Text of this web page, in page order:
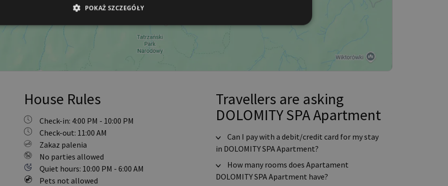
House Rules
Check-in: 4:00 PM - 10:00 PM
Check-out: 11:00 AM
Zakaz palenia
No parties allowed
Quiet hours: 10:00 PM - 6:00 AM
Pets not allowed
Travellers are asking
DOLOMITY SPA Apartment
Can I pay with a debit/credit card for my stay
in DOLOMITY SPA Apartment?
How many rooms does Apartament
DOLOMITY SPA Apartment have?
POKAŻ SZCZEGÓŁY